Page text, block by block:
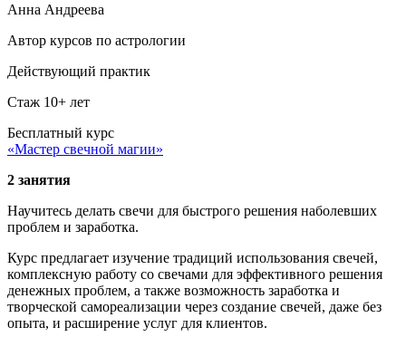
Анна Андреева
Автор курсов по астрологии
Действующий практик
Стаж 10+ лет
Бесплатный курс
«Мастер свечной магии»
2 занятия
Научитесь делать свечи для быстрого решения наболевших
проблем и заработка.
Курс предлагает изучение традиций использования свечей,
комплексную работу со свечами для эффективного решения
денежных проблем, а также возможность заработка и
творческой самореализации через создание свечей, даже без
опыта, и расширение услуг для клиентов.